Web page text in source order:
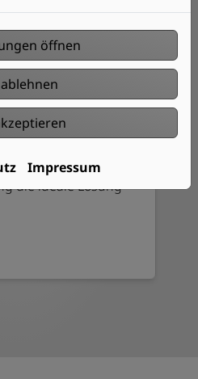
Neubau und suchen
Sie wollen
ist eine zentrale
die ideale Lösung
öffnen
Impressum